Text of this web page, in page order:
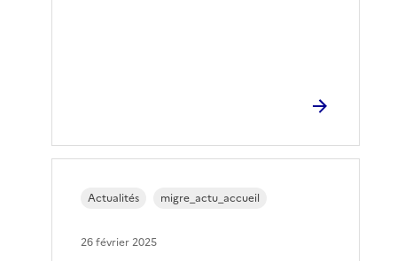
Actualités migre_actu_accueil
26 février 2025